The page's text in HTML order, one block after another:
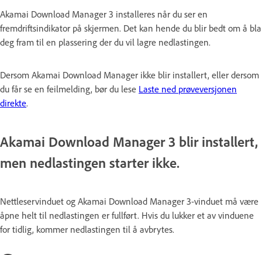
Akamai Download Manager 3 installeres når du ser en
fremdriftsindikator på skjermen. Det kan hende du blir bedt om å bla
deg fram til en plassering der du vil lagre nedlastingen.
Dersom Akamai Download Manager ikke blir installert, eller dersom
du får se en feilmelding, bør du lese Laste ned prøveversjonen
direkte.
Akamai Download Manager 3 blir installert,
men nedlastingen starter ikke.
Nettleservinduet og Akamai Download Manager 3-vinduet må være
åpne helt til nedlastingen er fullført. Hvis du lukker et av vinduene
for tidlig, kommer nedlastingen til å avbrytes.